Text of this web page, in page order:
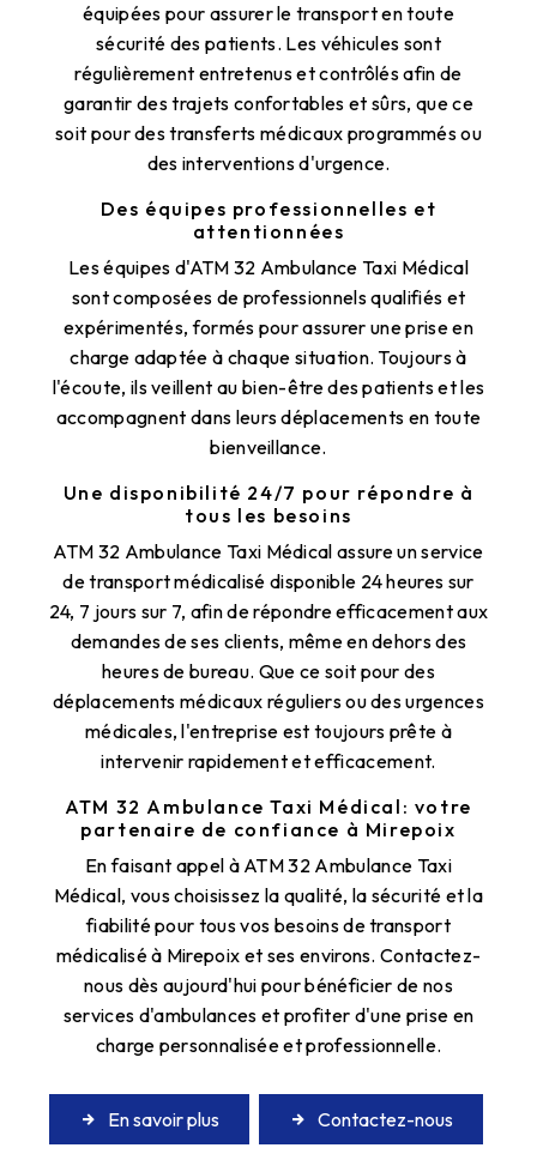
équipées pour assurer le transport en toute
sécurité des patients. Les véhicules sont
régulièrement entretenus et contrôlés afin de
garantir des trajets confortables et sûrs, que ce
soit pour des transferts médicaux programmés ou
des interventions d'urgence.
Des équipes professionnelles et
attentionnées
Les équipes d'ATM 32 Ambulance Taxi Médical
sont composées de professionnels qualifiés et
expérimentés, formés pour assurer une prise en
charge adaptée à chaque situation. Toujours à
l'écoute, ils veillent au bien-être des patients et les
accompagnent dans leurs déplacements en toute
bienveillance.
Une disponibilité 24/7 pour répondre à
tous les besoins
ATM 32 Ambulance Taxi Médical assure un service
de transport médicalisé disponible 24 heures sur
24, 7 jours sur 7, afin de répondre efficacement aux
demandes de ses clients, même en dehors des
heures de bureau. Que ce soit pour des
déplacements médicaux réguliers ou des urgences
médicales, l'entreprise est toujours prête à
intervenir rapidement et efficacement.
ATM 32 Ambulance Taxi Médical: votre
partenaire de confiance à Mirepoix
En faisant appel à ATM 32 Ambulance Taxi
Médical, vous choisissez la qualité, la sécurité et la
fiabilité pour tous vos besoins de transport
médicalisé à Mirepoix et ses environs. Contactez-
nous dès aujourd'hui pour bénéficier de nos
services d'ambulances et profiter d'une prise en
charge personnalisée et professionnelle.
En savoir plus Contactez-nous